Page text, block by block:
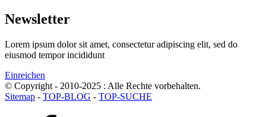
Newsletter
Lorem ipsum dolor sit amet, consectetur adipiscing elit, sed do
eiusmod tempor incididunt
Einreichen
© Copyright - 2010-2025 : Alle Rechte vorbehalten.
Sitemap - TOP-BLOG - TOP-SUCHE